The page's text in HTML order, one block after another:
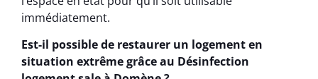
immédiatement.
Est-il possible de restaurer un logement en
situation extrême grâce au Désinfection